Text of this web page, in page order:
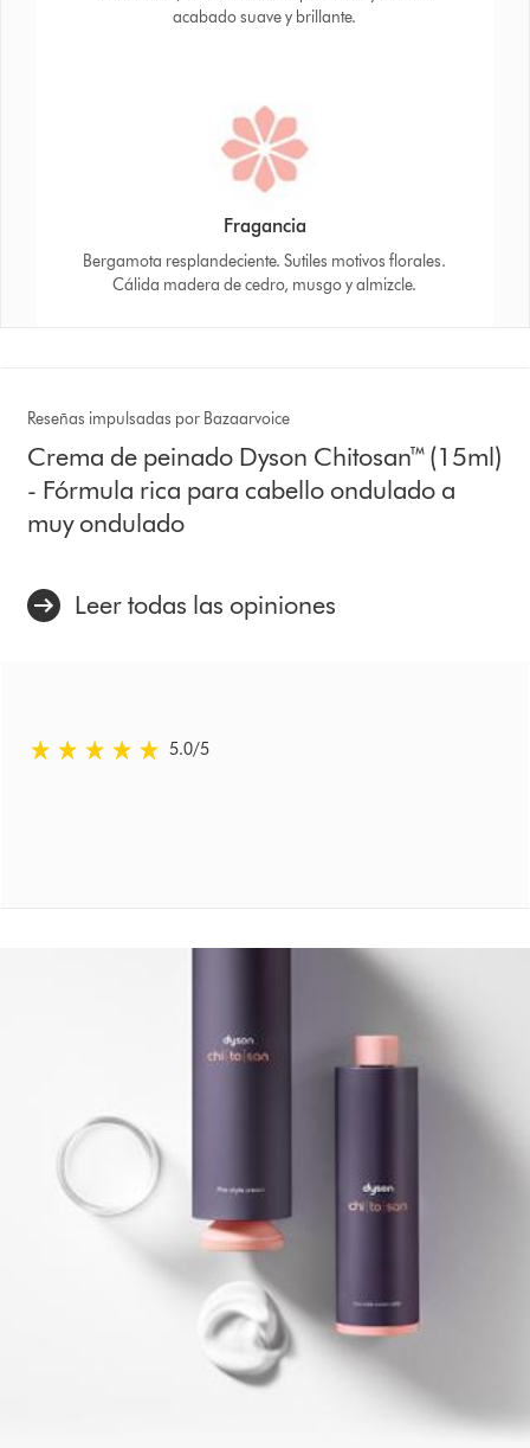
acabado suave y brillante.
Fragancia
Bergamota resplandeciente. Sutiles motivos florales.
Cálida madera de cedro, musgo y almizcle.
Reseñas impulsadas por Bazaarvoice
Crema de peinado Dyson Chitosan™ (15ml)
- Fórmula rica para cabello ondulado a
muy ondulado
Leer todas las opiniones
5.0 estrellas de 5 de Fecha: Ratings
5.0/5